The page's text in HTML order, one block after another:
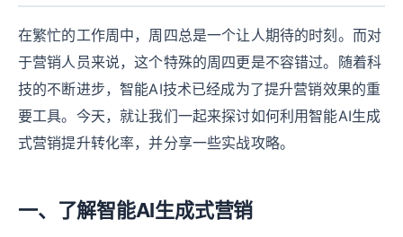
在繁忙的工作周中，周四总是一个让人期待的时刻。而对
于营销人员来说，这个特殊的周四更是不容错过。随着科
技的不断进步，智能AI技术已经成为了提升营销效果的重
要工具。今天，就让我们一起来探讨如何利用智能AI生成
式营销提升转化率，并分享一些实战攻略。
一、了解智能AI生成式营销